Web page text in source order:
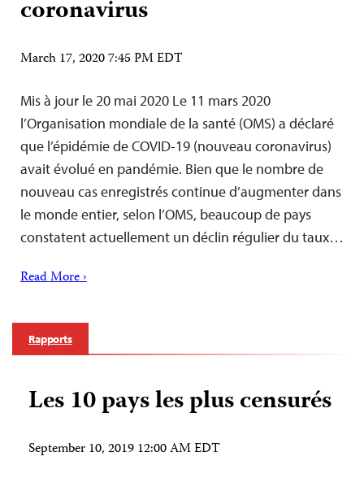
coronavirus
March 17, 2020 7:45 PM EDT
Mis à jour le 20 mai 2020 Le 11 mars 2020
l’Organisation mondiale de la santé (OMS) a déclaré
que l’épidémie de COVID-19 (nouveau coronavirus)
avait évolué en pandémie. Bien que le nombre de
nouveau cas enregistrés continue d’augmenter dans
le monde entier, selon l’OMS, beaucoup de pays
constatent actuellement un déclin régulier du taux…
Read More ›
Rapports
Les 10 pays les plus censurés
September 10, 2019 12:00 AM EDT